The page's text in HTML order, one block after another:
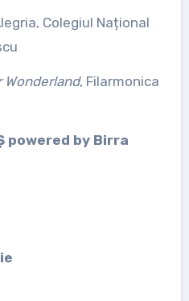
Colegiul Național
Wonderland, Filarmonica
powered by Birra